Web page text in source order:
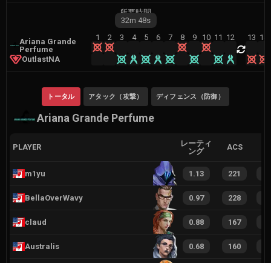
所要時間
32m 48s
Ariana Grande
Perfume
OutlastNA
1 2 3 4 5 6 7 8 9 10 11 12 13 14
Ariana Grande Perfume
トータル アタック（攻撃） ディフェンス（防御）
PLAYER
レーティ
ング
ACS
m1yu 1.13 221
BellaOverWavy 0.97 228
claud 0.88 167
Australis 0.68 160